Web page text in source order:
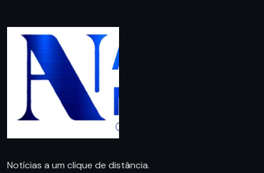
Notícias a um clique de distância.